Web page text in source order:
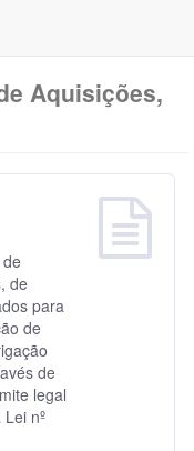
Aquisições,
de
para
de
de
legal
nº